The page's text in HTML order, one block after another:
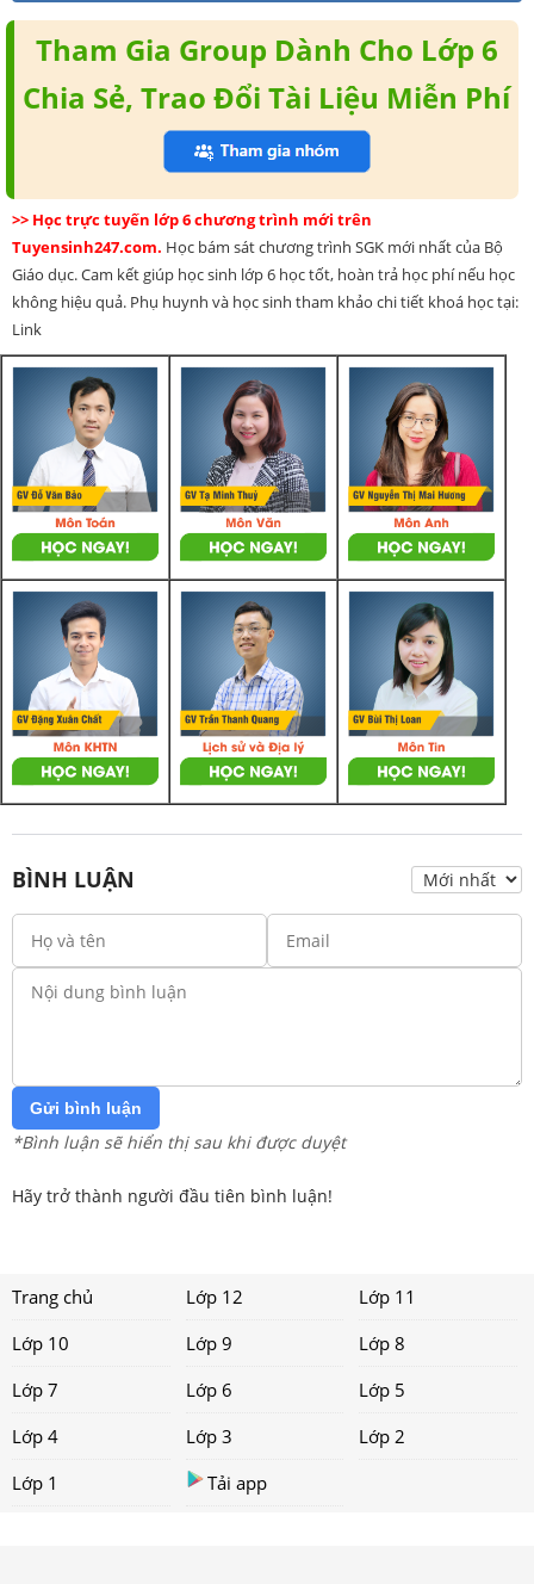
Tham Gia Group Dành Cho Lớp 6
Chia Sẻ, Trao Đổi Tài Liệu Miễn Phí
>> Học trực tuyến lớp 6 chương trình mới trên
Tuyensinh247.com. Học bám sát chương trình SGK mới nhất của Bộ
Giáo dục. Cam kết giúp học sinh lớp 6 học tốt, hoàn trả học phí nếu học
không hiệu quả. Phụ huynh và học sinh tham khảo chi tiết khoá học tại:
Link
BÌNH LUẬN
Gửi bình luận
*Bình luận sẽ hiển thị sau khi được duyệt
Hãy trở thành người đầu tiên bình luận!
Trang chủ Lớp 12
Lớp 11
Lớp 10
Lớp 9
Lớp 8
Lớp 7
Lớp 6
Lớp 5
Lớp 4
Lớp 3
Lớp 2
Lớp 1
Tải app